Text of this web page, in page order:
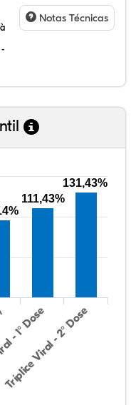
Notas Técnicas
Dose
Tríplice Viral - 2° Dose
111,43%
131,43%